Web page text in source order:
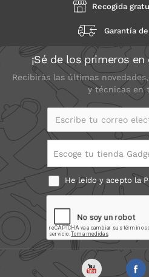
Recogida
Garantía
¡Sé de los primeros
Recibirás las últimas
y técnicas en
Escribe tu correo
Escoge tu tienda Gadgets
He leído y acepto la